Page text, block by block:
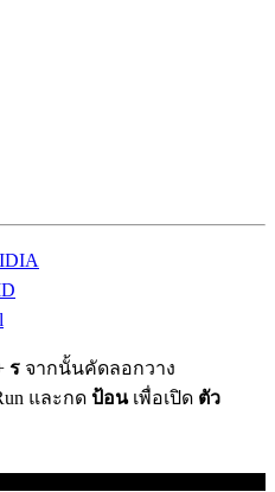
ร จากนั้นคัดลอกวาง
และกด ป้อนเพื่อเปิด ตัว